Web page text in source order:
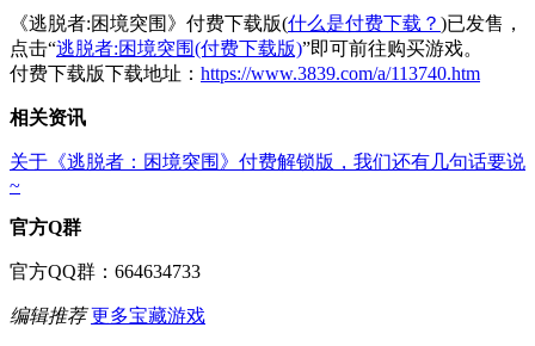
《逃脱者:困境突围》付费下载版(什么是付费下载？ )已发售，
点击“逃脱者:困境突围(付费下载版)”即可前往购买游戏。
付费下载版下载地址： https://www.3839.com/a/113740.htm
相关资讯
关于《逃脱者：困境突围》付费解锁版，我们还有几句话要说
~
官方Q群
官方QQ群：664634733
编辑推荐 更多宝藏游戏